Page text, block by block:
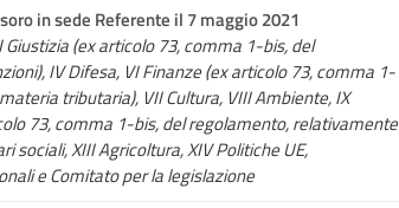
in sede Referente il 7 maggio 2021
(ex articolo 73, comma 1-bis, del
IV Difesa, VI Finanze (ex articolo 73, comma 1-
tributaria), VII Cultura, VIII Ambiente, IX
73, comma 1-bis, del regolamento, relativamente
sociali, XIII Agricoltura, XIV Politiche UE,
e Comitato per la legislazione